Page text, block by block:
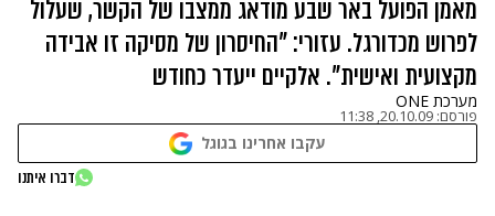
מאמן הפועל באר שבע מודאג ממצבו של הקשר, שעלול
לפרוש מכדורגל. עזורי: "החיסרון של מסיקה זו אבידה
מקצועית ואישית". אלקיים ייעדר כחודש
מערכת ONE
פורסם: 20.10.09, 11:38
עקבו אחרינו בגוגל
דברו איתנו